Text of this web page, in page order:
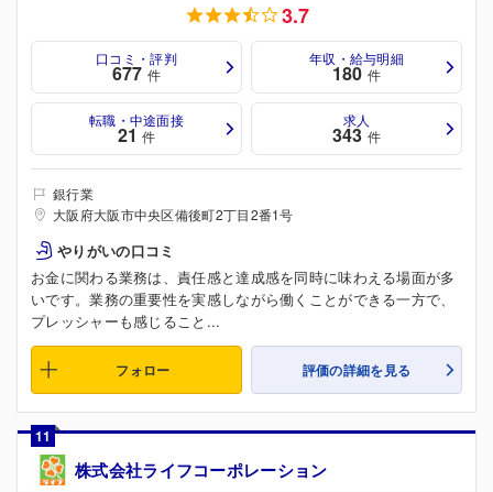
3.7
口コミ・評判
677 件
年収・給与明細
180 件
転職・中途面接
21 件
求人
343 件
銀行業
大阪府大阪市中央区備後町2丁目2番1号
やりがいの口コミ
お金に関わる業務は、責任感と達成感を同時に味わえる場面が多
いです。業務の重要性を実感しながら働くことができる一方で、
プレッシャーも感じること...
フォロー 評価の詳細を見る
11
株式会社ライフコーポレーション